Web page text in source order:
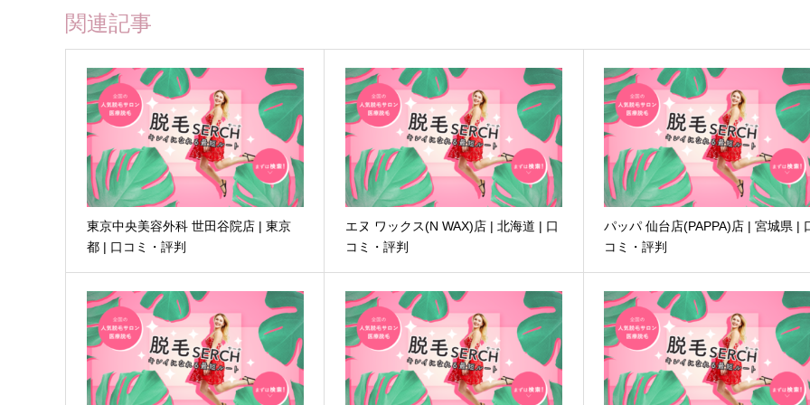
関連記事
東京中央美容外科 世田谷院店 | 東京
都 | 口コミ・評判
エヌ ワックス(N WAX)店 | 北海道 | 口
コミ・評判
パッパ 仙台店(PAPPA)店 | 宮城県 |
コミ・評判